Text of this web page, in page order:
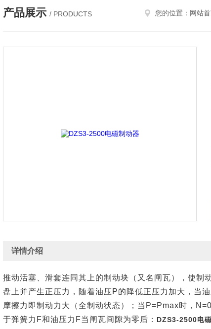
产品展示 / PRODUCTS 您的位置： 网站
详情介绍
推动活塞、滑套连同其上的制动块（又名闸瓦），使
盘上并产生正压力，随着油压 P的降低正压力加大，当
摩擦力即制动力大（全制动状态）；当 P=Pmax时， N=0
于弹簧力 F和油压力 F当闸瓦间隙为零后： DZS3-2500电